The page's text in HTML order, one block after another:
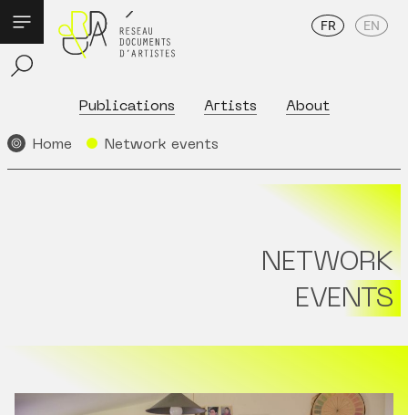
Publications Artists About
FR EN
Home Network events
NETWORK
EVENTS